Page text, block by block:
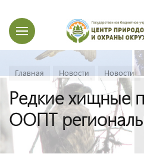
Главная Новости Новости
Редкие хищные
ООПТ